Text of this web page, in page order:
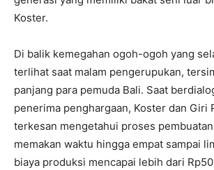
Koster.
Di balik kemegahan ogoh-ogoh yang
terlihat saat malam pengerupukan,
panjang para pemuda Bali. Saat
penerima penghargaan, Koster dan Giri
terkesan mengetahui proses
memakan waktu hingga empat sampai
biaya produksi mencapai lebih dari